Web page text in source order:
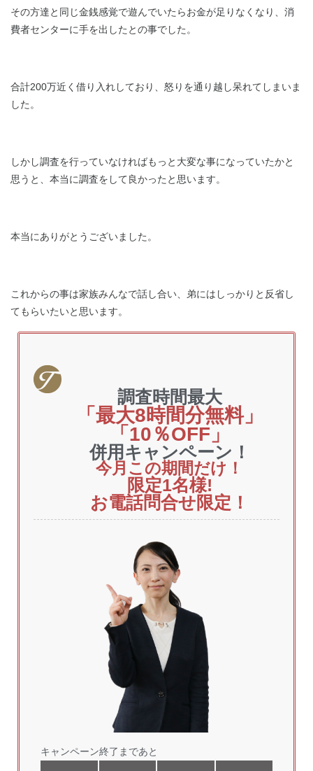
その方達と同じ金銭感覚で遊んでいたらお金が足りなくなり、消
費者センターに手を出したとの事でした。
合計200万近く借り入れしており、怒りを通り越し呆れてしまいま
した。
しかし調査を行っていなければもっと大変な事になっていたかと
思うと、本当に調査をして良かったと思います。
本当にありがとうございました。
これからの事は家族みんなで話し合い、弟にはしっかりと反省し
てもらいたいと思います。
調査時間最大
「最大8時間分無料」
「10％OFF」
併用キャンペーン！
今月この期間だけ！
限定1名様!
お電話問合せ限定！
キャンペーン終了まであと